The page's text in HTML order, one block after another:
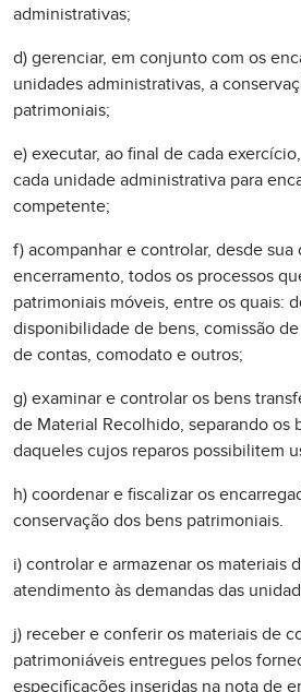
administrativas;
d) gerenciar, em conjunto com os
unidades administrativas, a
patrimoniais;
e) executar, ao final de cada
cada unidade administrativa para
competente;
f) acompanhar e controlar, desde sua
encerramento, todos os processos
patrimoniais móveis, entre os quais:
disponibilidade de bens, comissão
de contas, comodato e outros;
g) examinar e controlar os bens
de Material Recolhido, separando os
daqueles cujos reparos possibilitem
h) coordenar e fiscalizar os
conservação dos bens patrimoniais.
i) controlar e armazenar os materiais
atendimento às demandas das
j) receber e conferir os materiais de
patrimoniáveis entregues pelos
especificações inseridas na nota de